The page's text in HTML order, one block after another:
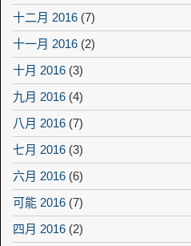
十二月 2016 (7)
十一月 2016 (2)
十月 2016 (3)
九月 2016 (4)
八月 2016 (7)
七月 2016 (3)
六月 2016 (6)
可能 2016 (7)
四月 2016 (2)